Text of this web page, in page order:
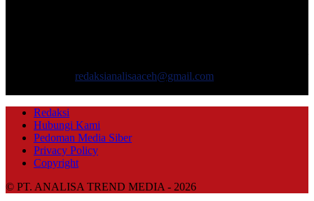
redaksianalisaaceh@gmail.com
Redaksi
Hubungi Kami
Pedoman Media Siber
Privacy Policy
Copyright
© PT. ANALISA TREND MEDIA - 2026